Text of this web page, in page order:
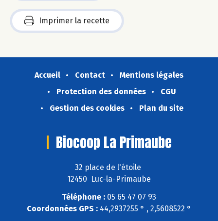
Imprimer la recette
Accueil Contact
Mentions légales
Protection des données
CGU
Gestion des cookies
Plan du site
Biocoop La Primaube
32 place de l'étoile
12450 Luc-la-Primaube
Téléphone : 05 65 47 07 93
Coordonnées GPS : 44,2937255 ° , 2,5608522 °